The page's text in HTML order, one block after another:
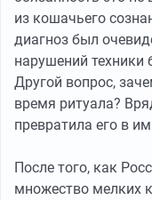
из кошачьего
диагноз был
нарушений техники
Другой вопрос,
время ритуала?
превратила его в
После того, как
множество мелких